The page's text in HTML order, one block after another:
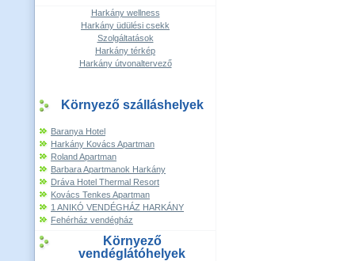
Harkány wellness
Harkány üdülési csekk
Szolgáltatások
Harkány térkép
Harkány útvonaltervező
Környező szálláshelyek
Baranya Hotel
Harkány Kovács Apartman
Roland Apartman
Barbara Apartmanok Harkány
Dráva Hotel Thermal Resort
Kovács Tenkes Apartman
1 ANIKÓ VENDÉGHÁZ HARKÁNY
Fehérház vendégház
Környező
vendéglátóhelyek